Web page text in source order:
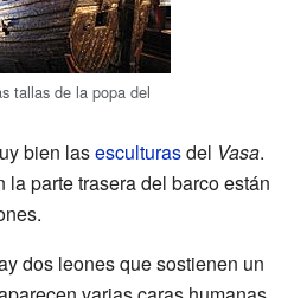
tallas de la popa del
bien lasesculturasdel Vasa.
la parte trasera del barco están
dos leones que sostienen un